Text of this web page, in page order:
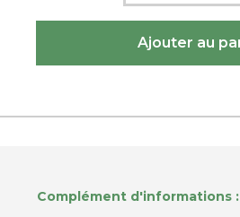
Complément d'informations :